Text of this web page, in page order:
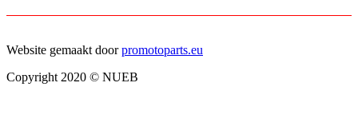
Website gemaakt doorpromotoparts.eu
Copyright 2020 © NUEB